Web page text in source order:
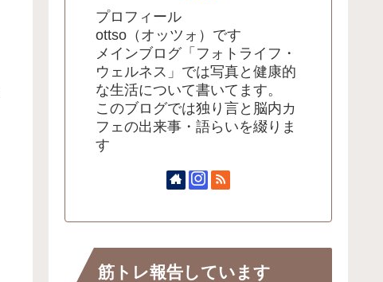
プロフィール
ottso（オッツォ）です
メインブログ「フォトライフ・
ウェルネス」では写真と健康的
な生活について書いてます。
このブログでは独り言と脳内カ
フェの出来事・語らいを綴りま
す
筋トレ報告しています